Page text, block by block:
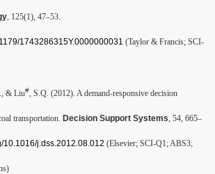
, 125(1), 47–53.
1743286315Y.0000000031 (Taylor & Francis; SCI-
& Liu# , S.Q. (2012). A demand-responsive decision
transportation. Decision Support Systems , 54, 665–
10.1016/j.dss.2012.08.012 (Elsevier; SCI-Q1; ABS3;